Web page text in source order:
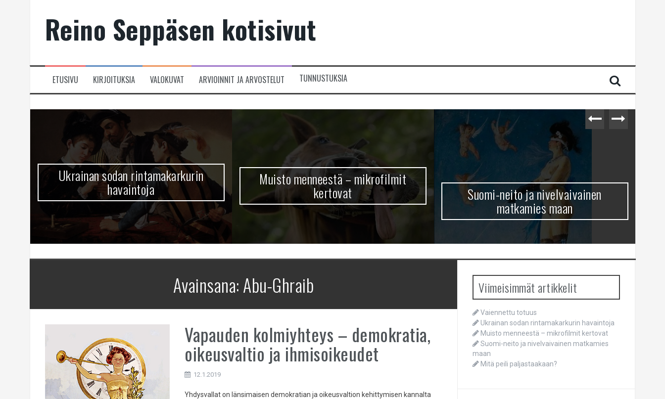
Reino Seppäsen kotisivut
ETUSIVU KIRJOITUKSIA VALOKUVAT ARVIOINNIT JA ARVOSTELUT TUNNUSTUKSIA
Ukrainan sodan rintamakarkurin
havaintoja
Muisto menneestä – mikrofilmit
kertovat Suomi-neito ja nivelvaivainen
matkamies maan
Avainsana:Abu-Ghraib
Vapauden kolmiyhteys – demokratia,
oikeusvaltio ja ihmisoikeudet
12.1.2019
Yhdysvallat on länsimaisen demokratian ja oikeusvaltion kehittymisen kannalta
Viimeisimmät artikkelit
Vaiennettu totuus
Ukrainan sodan rintamakarkurin havaintoja
Muisto menneestä – mikrofilmit kertovat
Suomi-neito ja nivelvaivainen matkamies
maan
Mitä peili paljastaakaan?